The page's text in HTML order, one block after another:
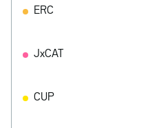
ERC
JxCAT
CUP